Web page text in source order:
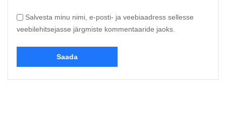
Salvesta minu nimi, e-posti- ja veebiaadress sellesse
veebilehitsejasse järgmiste kommentaaride jaoks.